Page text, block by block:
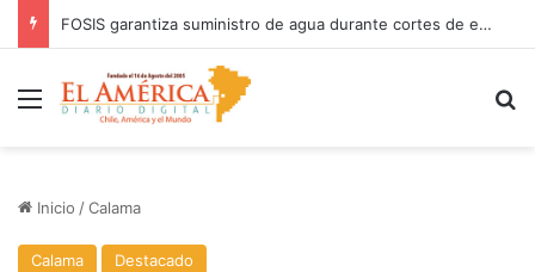
COANIQUEM inicia gira nacional para presentar Manual de Quemaduras a profesionales de la salud
Menú
Inicio /Calama
Calama Destacado